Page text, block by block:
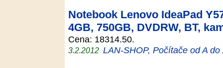
Notebook Lenovo IdeaPad
4GB, 750GB, DVDRW, BT,
Cena: 18314.50.
3.2.2012 LAN-SHOP, Počítače od A do